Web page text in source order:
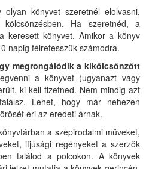
olyan könyvet szeretnél elolvasni,
Ha szeretnéd, a
keresett könyvet. Amikor a könyv
napig félretesszük számodra.
megrongálódik a kikölcsönzött
a könyvet (ugyanazt vagy
ki kell fizetned. Nem mindig azt
Lehet, hogy már nehezen
éri az eredeti árnak.
a szépirodalmi műveket,
ifjúsági regényeket a szerzők
találod a polcokon. A könyvek